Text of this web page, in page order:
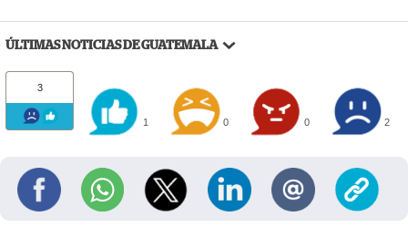
ÚLTIMAS NOTICIAS DE GUATEMALA
3
1 0 0 2